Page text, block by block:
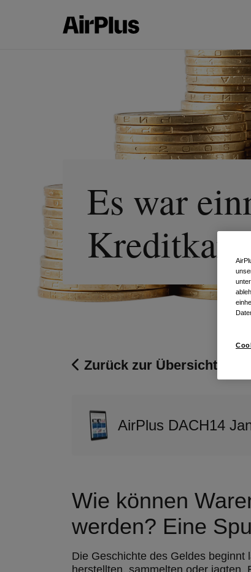
Es war
Zurück zur Übersicht
AirPlus DACH14
Wie können
werden? Eine
Die Geschichte des Geldes
herstellten, sammelten oder